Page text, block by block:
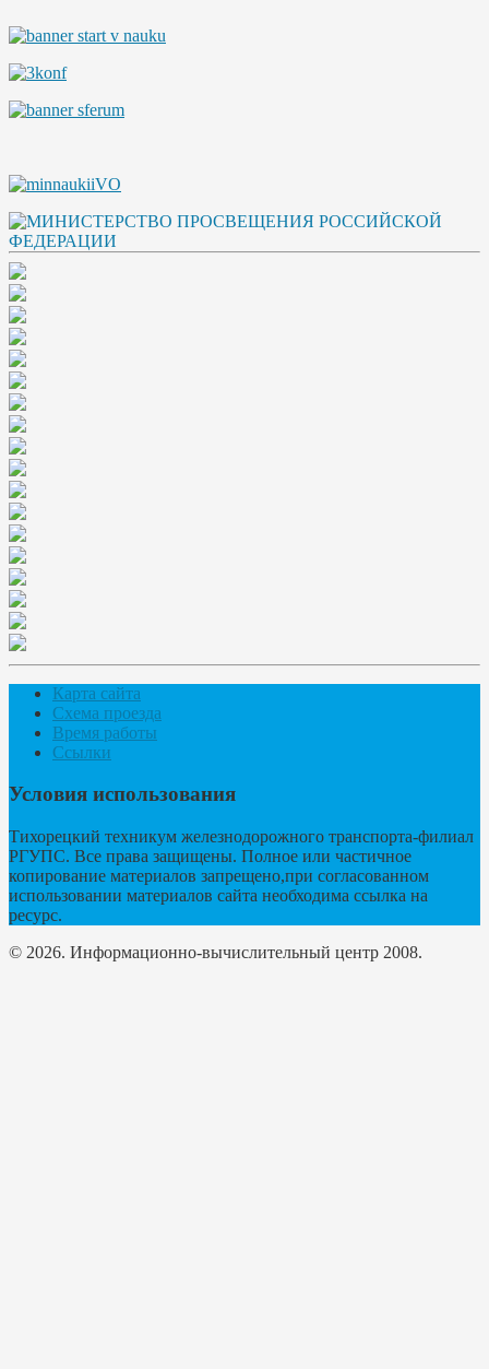
Карта сайта
Схема проезда
Время работы
Ссылки
Условия использования
Тихорецкий техникум железнодорожного транспорта-филиал
РГУПС. Все права защищены. Полное или частичное
копирование материалов запрещено,при согласованном
использовании материалов сайта необходима ссылка на
ресурс.
© 2026. Информационно-вычислительный центр 2008.